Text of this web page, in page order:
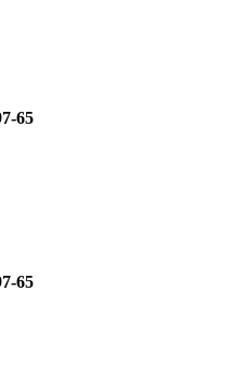
65
65